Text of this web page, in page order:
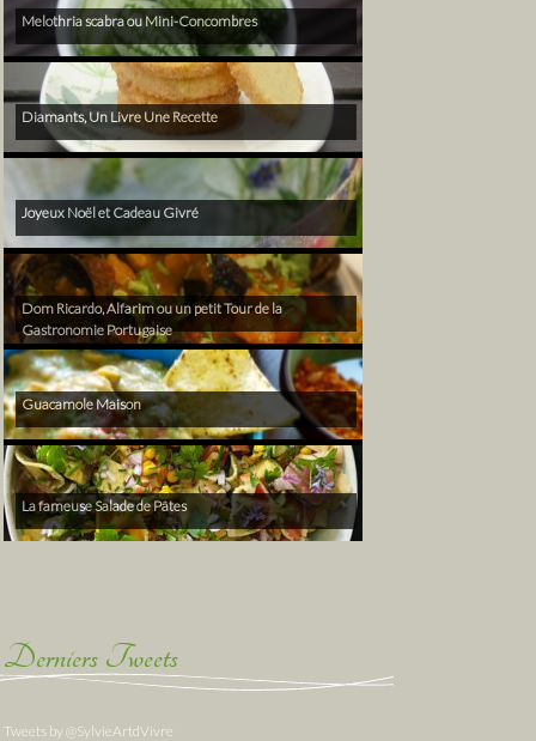
Melothria scabra ou Mini-Concombres
Diamants, Un Livre Une Recette
Joyeux Noël et Cadeau Givré
Dom Ricardo, Alfarim ou un petit Tour de la
Gastronomie Portugaise
Guacamole Maison
La fameuse Salade de Pâtes
Derniers Tweets
Tweets by @SylvieArtdVivre